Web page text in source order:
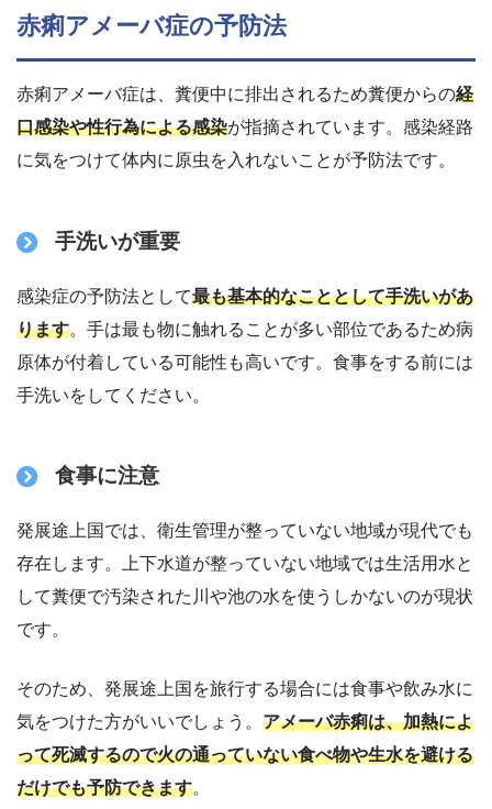
赤痢アメーバ症の予防法
赤痢アメーバ症は、糞便中に排出されるため糞便からの経
口感染や性行為による感染が指摘されています。感染経路
に気をつけて体内に原虫を入れないことが予防法です。
手洗いが重要
感染症の予防法として最も基本的なこととして手洗いがあ
ります。手は最も物に触れることが多い部位であるため病
原体が付着している可能性も高いです。食事をする前には
手洗いをしてください。
食事に注意
発展途上国では、衛生管理が整っていない地域が現代でも
存在します。上下水道が整っていない地域では生活用水と
して糞便で汚染された川や池の水を使うしかないのが現状
です。
そのため、発展途上国を旅行する場合には食事や飲み水に
気をつけた方がいいでしょう。 アメーバ赤痢は、加熱によ
って死滅するので火の通っていない食べ物や生水を避ける
だけでも予防できます。